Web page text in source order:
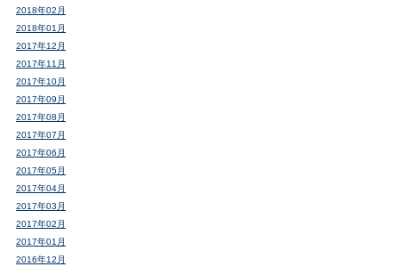
2018年02月
2018年01月
2017年12月
2017年11月
2017年10月
2017年09月
2017年08月
2017年07月
2017年06月
2017年05月
2017年04月
2017年03月
2017年02月
2017年01月
2016年12月